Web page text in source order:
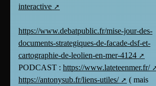
interactive
https://www.debatpublic.fr/mise-jour-des-
documents-strategiques-de-facade-dsf-et-
cartographie-de-leolien-en-mer-4124
PODCAST : https://www.lateteenmer.fr/
https://antonysub.fr/liens-utiles/
( mais